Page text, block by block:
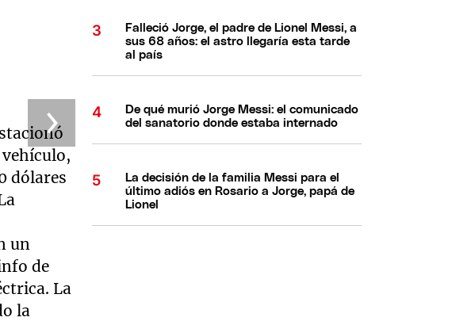
vehículo,
dólares
un
de
La
la
Falleció Jorge, el padre de Lionel Messi, a
sus 68 años: el astro llegaría esta tarde
al país
De qué murió Jorge Messi: el comunicado
del sanatorio donde estaba internado
La decisión de la familia Messi para el
último adiós en Rosario a Jorge, papá de
Lionel